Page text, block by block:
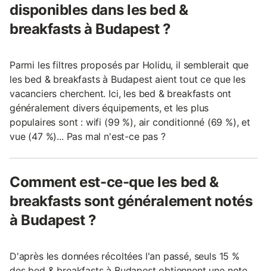
disponibles dans les bed &
breakfasts à Budapest ?
Parmi les filtres proposés par Holidu, il semblerait que
les bed & breakfasts à Budapest aient tout ce que les
vacanciers cherchent. Ici, les bed & breakfasts ont
généralement divers équipements, et les plus
populaires sont : wifi (99 %), air conditionné (69 %), et
vue (47 %)... Pas mal n'est-ce pas ?
Comment est-ce-que les bed &
breakfasts sont généralement notés
à Budapest ?
D'après les données récoltées l'an passé, seuls 15 %